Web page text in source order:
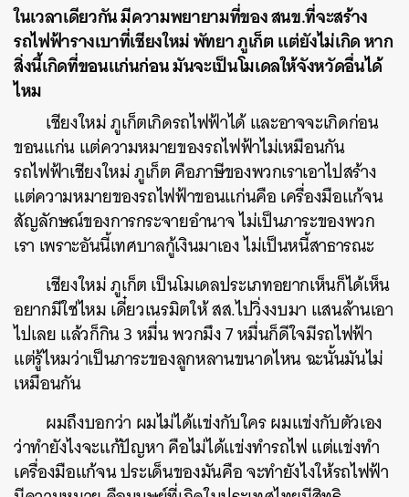
ในเวลาเดียวกัน มีความพยายามที่ของ สนข.ที่จะสร้าง
รถไฟฟ้ารางเบาที่เชียงใหม่ พัทยา ภูเก็ต แต่ยังไม่เกิด หาก
สิ่งนี้เกิดที่ขอนแก่นก่อน มันจะเป็นโมเดลให้จังหวัดอื่นได้
ไหม
เชียงใหม่ ภูเก็ตเกิดรถไฟฟ้าได้ และอาจจะเกิดก่อน
ขอนแก่น แต่ความหมายของรถไฟฟ้าไม่เหมือนกัน
รถไฟฟ้าเชียงใหม่ ภูเก็ต คือภาษีของพวกเราเอาไปสร้าง
แต่ความหมายของรถไฟฟ้าขอนแก่นคือ เครื่องมือแก้จน
สัญลักษณ์ของการกระจายอำนาจ ไม่เป็นภาระของพวก
เรา เพราะอันนี้เทศบาลกู้เงินมาเอง ไม่เป็นหนี้สาธารณะ
เชียงใหม่ ภูเก็ต เป็นโมเดลประเภทอยากเห็นก็ได้เห็น
อยากมีใช่ไหม เดี๋ยวเนรมิตให้ สส.ไปวิ่งงบมา แสนล้านเอา
ไปเลย แล้วก็กิน 3 หมื่น พวกมึง 7 หมื่นก็ดีใจมีรถไฟฟ้า
แต่รู้ไหมว่าเป็นภาระของลูกหลานขนาดไหน ฉะนั้นมันไม่
เหมือนกัน
ผมถึงบอกว่า ผมไม่ได้แข่งกับใคร ผมแข่งกับตัวเอง
ว่าทำยังไงจะแก้ปัญหา คือไม่ได้แข่งทำรถไฟ แต่แข่งทำ
เครื่องมือแก้จน ประเด็นของมันคือ จะทำยังไงให้รถไฟฟ้า